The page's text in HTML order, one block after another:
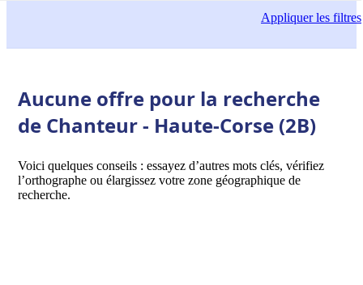
Appliquerles filtres
Aucune offre pour la recherche
de Chanteur - Haute-Corse (2B)
Voici quelques conseils : essayez d’autres mots clés, vérifiez
l’orthographe ou élargissez votre zone géographique de
recherche.